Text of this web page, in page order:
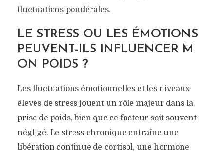
fluctuations pondérales.
LE STRESS OU LES ÉMOTIONS
PEUVENT-ILS INFLUENCER M
ON POIDS ?
Les fluctuations émotionnelles et les niveaux
élevés de stress jouent un rôle majeur dans la
prise de poids, bien que ce facteur soit souvent
négligé. Le stress chronique entraîne une
libération continue de cortisol, une hormone